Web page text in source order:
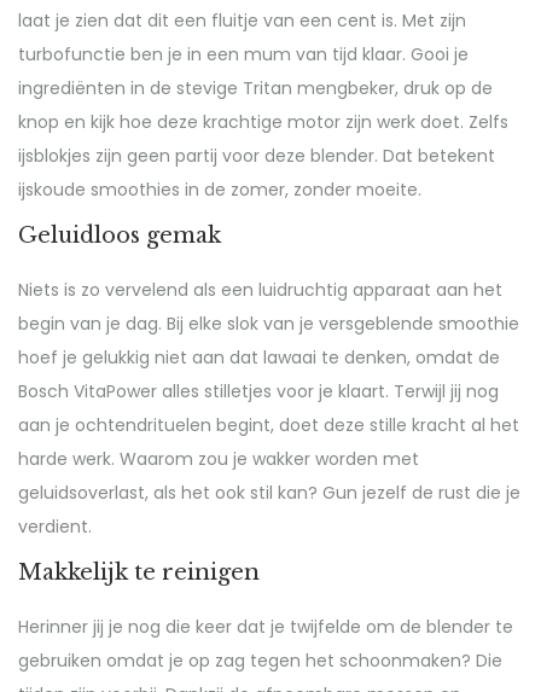
laat je zien dat dit een fluitje van een cent is. Met zijn
turbofunctie ben je in een mum van tijd klaar. Gooi je
ingrediënten in de stevige Tritan mengbeker, druk op de
knop en kijk hoe deze krachtige motor zijn werk doet. Zelfs
ijsblokjes zijn geen partij voor deze blender. Dat betekent
ijskoude smoothies in de zomer, zonder moeite.
Geluidloos gemak
Niets is zo vervelend als een luidruchtig apparaat aan het
begin van je dag. Bij elke slok van je versgeblende smoothie
hoef je gelukkig niet aan dat lawaai te denken, omdat de
Bosch VitaPower alles stilletjes voor je klaart. Terwijl jij nog
aan je ochtendrituelen begint, doet deze stille kracht al het
harde werk. Waarom zou je wakker worden met
geluidsoverlast, als het ook stil kan? Gun jezelf de rust die je
verdient.
Makkelijk te reinigen
Herinner jij je nog die keer dat je twijfelde om de blender te
gebruiken omdat je op zag tegen het schoonmaken? Die